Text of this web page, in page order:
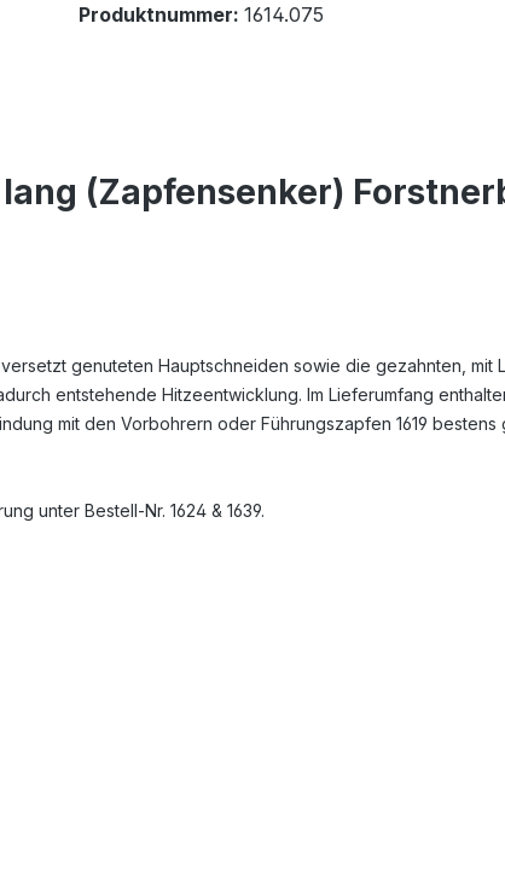
Produktnummer: 1614.075
(Zapfensenker)
genuteten Hauptschneiden sowie die gezahnten, mit
entstehende Hitzeentwicklung. Im Lieferumfang
mit den Vorbohrern oder Führungszapfen 1619
unter Bestell-Nr. 1624 & 1639.